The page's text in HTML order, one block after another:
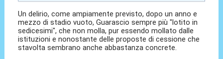
Un delirio, come ampiamente previsto, dopo un anno e
mezzo di stadio vuoto, Guarascio sempre più "lotito in
sedicesimi", che non molla, pur essendo mollato dalle
istituzioni e nonostante delle proposte di cessione che
stavolta sembrano anche abbastanza concrete.